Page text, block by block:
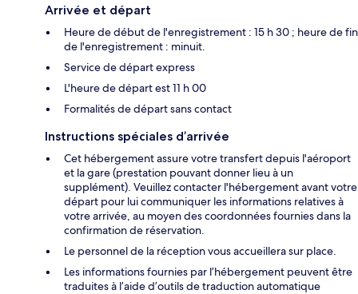
Arrivée et départ
Heure de début de l'enregistrement : 15 h 30 ; heure de fin
de l'enregistrement : minuit.
Service de départ express
L'heure de départ est 11 h 00
Formalités de départ sans contact
Instructions spéciales d’arrivée
Cet hébergement assure votre transfert depuis l'aéroport
et la gare (prestation pouvant donner lieu à un
supplément). Veuillez contacter l'hébergement avant votre
départ pour lui communiquer les informations relatives à
votre arrivée, au moyen des coordonnées fournies dans la
confirmation de réservation.
Le personnel de la réception vous accueillera sur place.
Les informations fournies par l’hébergement peuvent être
traduites à l’aide d’outils de traduction automatique